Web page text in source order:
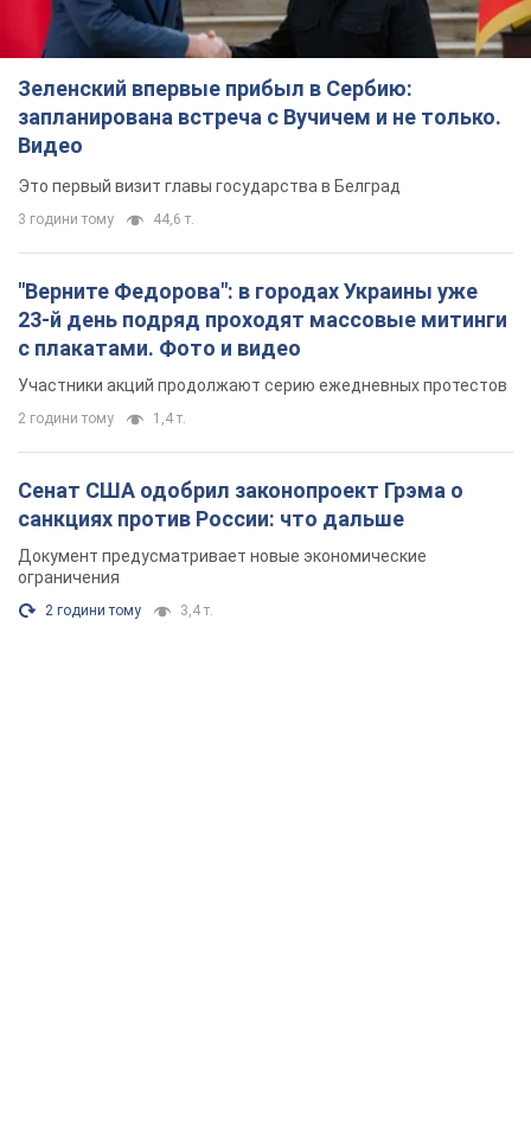
Зеленский впервые прибыл в Сербию:
запланирована встреча с Вучичем и не только.
Видео
Это первый визит главы государства в Белград
3 години тому 44,6 т.
"Верните Федорова": в городах Украины уже
23-й день подряд проходят массовые митинги
с плакатами. Фото и видео
Участники акций продолжают серию ежедневных протестов
2 години тому 1,4 т.
Сенат США одобрил законопроект Грэма о
санкциях против России: что дальше
Документ предусматривает новые экономические
ограничения
2 години тому 3,4 т.